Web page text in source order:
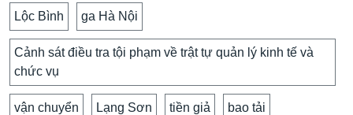
Lộc Bình ga Hà Nội
Cảnh sát điều tra tội phạm về trật tự quản lý kinh tế và
chức vụ
vận chuyển Lạng Sơn tiền giả bao tải